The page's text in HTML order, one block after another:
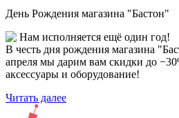
День Рождения магазина "Бастон"
Нам исполняется ещё один год!
В честь дня рождения магазина
апреля мы дарим вам скидки до
аксессуары и оборудование!
Читать далее